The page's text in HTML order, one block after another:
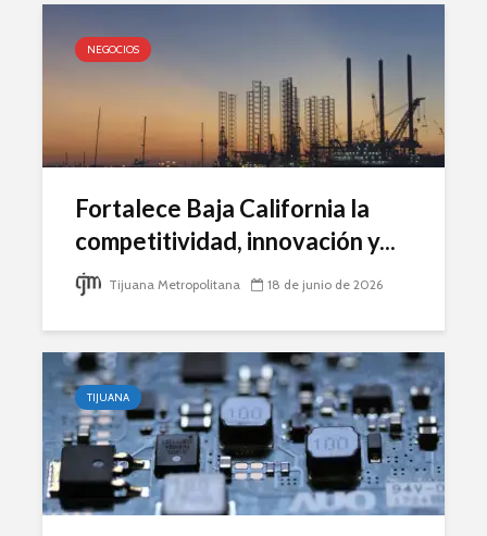
NEGOCIOS
Fortalece Baja California la
competitividad, innovación y...
Tijuana Metropolitana 18 de junio de 2026
TIJUANA